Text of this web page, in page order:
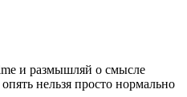
и размышляй о смысле
нельзя просто нормально